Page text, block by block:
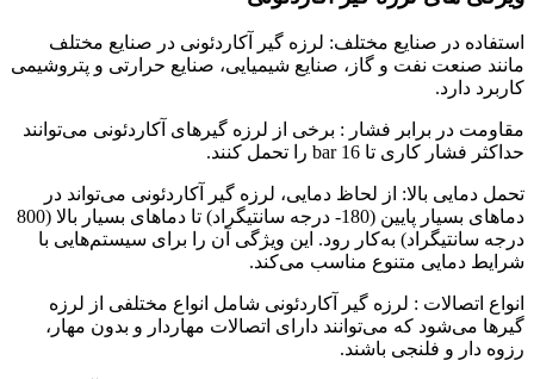
استفاده در صنایع مختلف: لرزه گیر آکاردئونی در صنایع مختلف
مانند صنعت نفت و گاز، صنایع شیمیایی، صنایع حرارتی و پتروشیمی
کاربرد دارد.
مقاومت در برابر فشار : برخی از لرزه گیرهای آکاردئونی می‌توانند
حداکثر فشار کاری تا 16 bar را تحمل کنند.
تحمل دمایی بالا: از لحاظ دمایی، لرزه گیر آکاردئونی می‌تواند در
دماهای بسیار پایین (180- درجه سانتیگراد) تا دماهای بسیار بالا (800
درجه سانتیگراد) به‌کار رود. این ویژگی آن را برای سیستم‌هایی با
شرایط دمایی متنوع مناسب می‌کند.
انواع اتصالات : لرزه گیر آکاردئونی شامل انواع مختلفی از لرزه
گیرها می‌شود که می‌توانند دارای اتصالات مهاردار و بدون مهار،
رزوه دار و فلنجی باشند.